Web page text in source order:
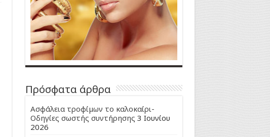
Πρόσφατα άρθρα
Ασφάλεια τροφίμων το καλοκαίρι-
Οδηγίες σωστής συντήρησης 3 Ιουνίου
2026